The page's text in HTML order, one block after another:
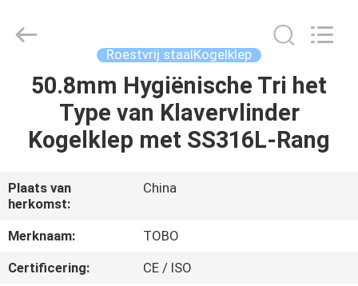
HUIS
PRODUCTEN
ONGEVEER
ONS
FABRIEKSREIS
CHINA.
Roestvrij staalKogelklep
50.8mm Hygiënische Tri het
Type van Klavervlinder
Kogelklep met SS316L-Rang
Plaats van
herkomst:
China
Merknaam:
TOBO
Certificering:
CE / ISO